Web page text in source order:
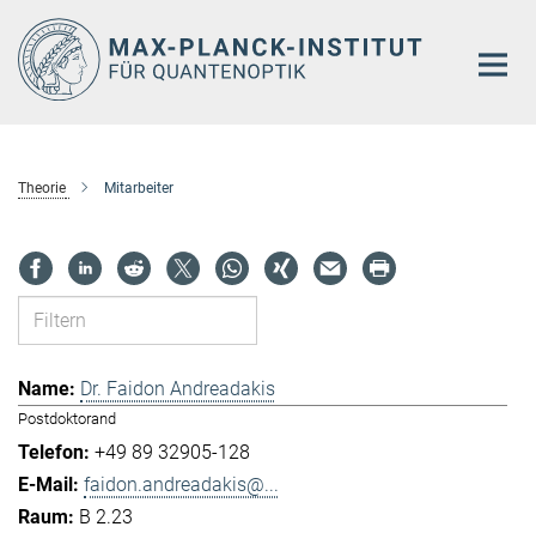
Hauptinhalt
Theorie Mitarbeiter
Dr. Faidon Andreadakis
Postdoktorand
+49 89 32905-128
faidon.andreadakis@...
B 2.23